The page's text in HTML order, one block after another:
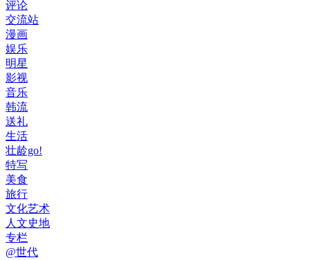
评论
交流站
漫画
娱乐
明星
影视
音乐
韩流
送礼
生活
壮龄go!
特写
美食
旅行
文化艺术
人文史地
专栏
@世代